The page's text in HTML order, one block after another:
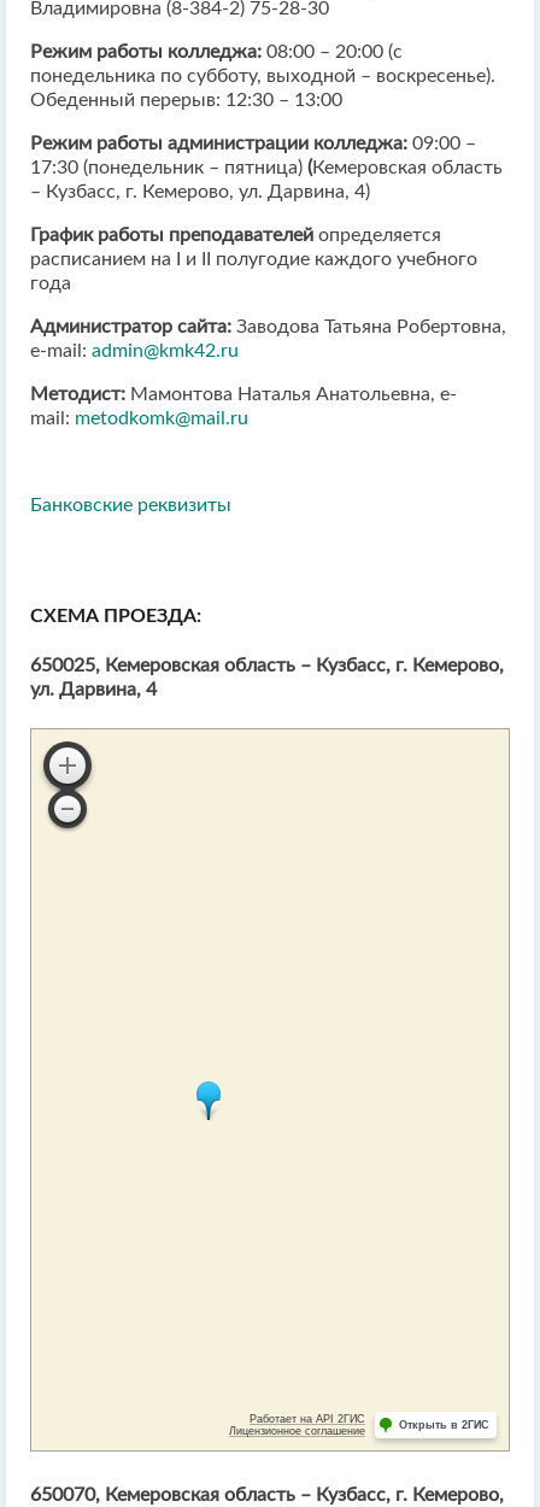
Владимировна (8-384-2) 75-28-30
Режим работы колледжа: 08:00 – 20:00 (с
понедельника по субботу, выходной – воскресенье).
Обеденный перерыв: 12:30 – 13:00
Режим работы администрации колледжа: 09:00 –
17:30 (понедельник – пятница) (Кемеровская область
– Кузбасс, г. Кемерово, ул. Дарвина, 4)
График работы преподавателей определяется
расписанием на I и II полугодие каждого учебного
года
Администратор сайта: Заводова Татьяна Робертовна,
e-mail: admin@kmk42.ru
Методист: Мамонтова Наталья Анатольевна, e-
mail: metodkomk@mail.ru
Банковские реквизиты
СХЕМА ПРОЕЗДА:
650025, Кемеровская область – Кузбасс, г. Кемерово,
ул. Дарвина, 4
650070, Кемеровская область – Кузбасс, г. Кемерово,